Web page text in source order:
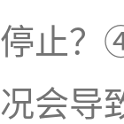
停止？
况会导